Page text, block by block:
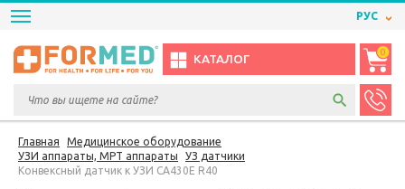
РУС
КАТАЛОГ
0
Главная
Медицинское оборудование
УЗИ аппараты, МРТ аппараты
УЗ датчики
Конвексный датчик к УЗИ CA430E R40